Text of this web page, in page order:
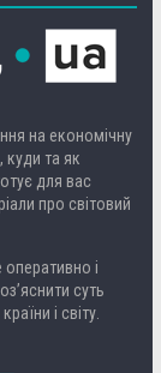
на економічну
куди та як
для вас
про світовий
і
суть
і світу.